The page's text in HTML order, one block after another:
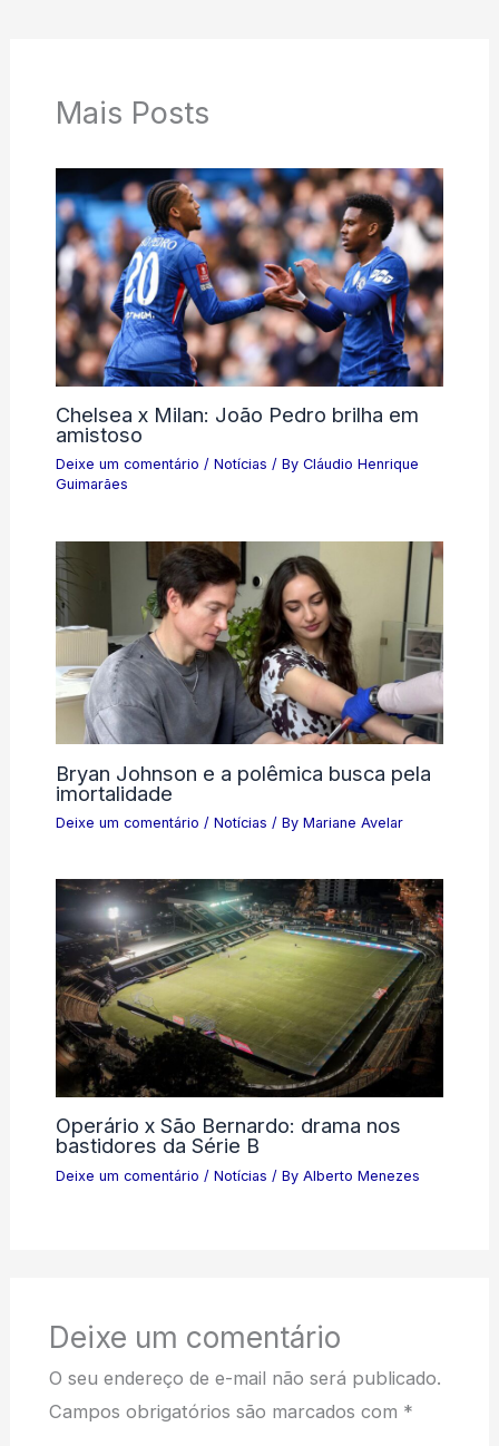
Mais Posts
Chelsea x Milan: João Pedro brilha em
amistoso
Deixe um comentário / Notícias / By Cláudio Henrique
Guimarães
Bryan Johnson e a polêmica busca pela
imortalidade
Deixe um comentário / Notícias / By Mariane Avelar
Operário x São Bernardo: drama nos
bastidores da Série B
Deixe um comentário / Notícias / By Alberto Menezes
Deixe um comentário
O seu endereço de e-mail não será publicado.
Campos obrigatórios são marcados com *